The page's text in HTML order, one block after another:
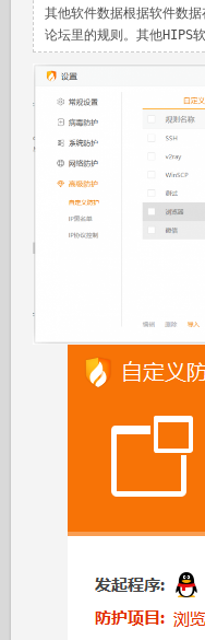
其他软件数据根据软件数
论坛里的规则。其他HIPS